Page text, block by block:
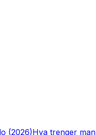
(2026)Hva trenger